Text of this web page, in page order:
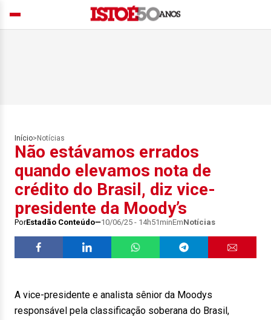
Início> Notícias
Não estávamos errados
quando elevamos nota de
crédito do Brasil, diz vice-
presidente da Moody’s
PorEstadão Conteúdo 10/06/25 - 14h51minEmNotícias
A vice-presidente e analista sênior da Moodys
responsável pela classificação soberana do Brasil,